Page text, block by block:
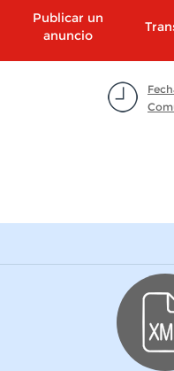
Publicar un
anuncio